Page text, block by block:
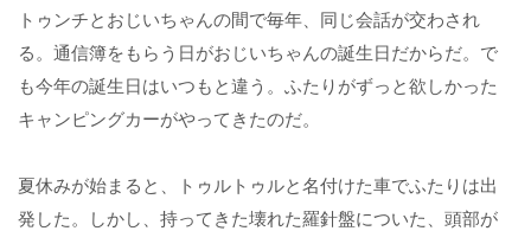
トゥンチとおじいちゃんの間で毎年、同じ会話が交わされ
る。通信簿をもらう日がおじいちゃんの誕生日だからだ。で
も今年の誕生日はいつもと違う。ふたりがずっと欲しかった
キャンピングカーがやってきたのだ。
夏休みが始まると、トゥルトゥルと名付けた車でふたりは出
発した。しかし、持ってきた壊れた羅針盤についた、頭部が